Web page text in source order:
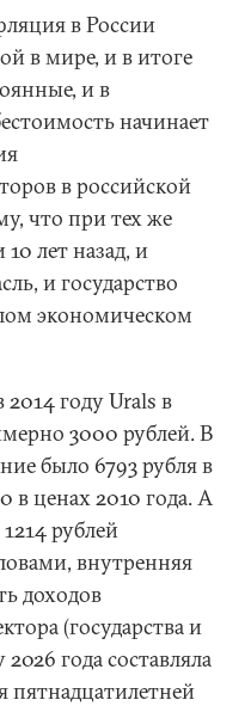
в России
в мире, и в итоге
и в
начинает
в российской
что при тех же
лет назад, и
и государство
экономическом
году Urals в
3000 рублей. В
было 6793 рубля в
в ценах 2010 года. А
рублей
внутренняя
доходов
(государства и
года составляла
пятнадцатилетней